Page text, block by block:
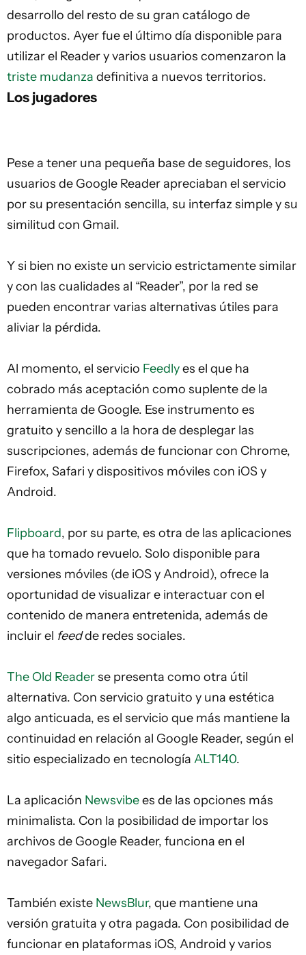
desarrollo del resto de su gran catálogo de
productos. Ayer fue el último día disponible para
utilizar el Reader y varios usuarios comenzaron la
triste mudanza definitiva a nuevos territorios.
Los jugadores
Pese a tener una pequeña base de seguidores, los
usuarios de Google Reader apreciaban el servicio
por su presentación sencilla, su interfaz simple y su
similitud con Gmail.
Y si bien no existe un servicio estrictamente similar
y con las cualidades al “Reader”, por la red se
pueden encontrar varias alternativas útiles para
aliviar la pérdida.
Al momento, el servicio Feedlyes el que ha
cobrado más aceptación como suplente de la
herramienta de Google. Ese instrumento es
gratuito y sencillo a la hora de desplegar las
suscripciones, además de funcionar con Chrome,
Firefox, Safari y dispositivos móviles con iOS y
Android.
Flipboard, por su parte, es otra de las aplicaciones
que ha tomado revuelo. Solo disponible para
versiones móviles (de iOS y Android), ofrece la
oportunidad de visualizar e interactuar con el
contenido de manera entretenida, además de
incluir el feedde redes sociales.
The Old Readerse presenta como otra útil
alternativa. Con servicio gratuito y una estética
algo anticuada, es el servicio que más mantiene la
continuidad en relación al Google Reader, según el
sitio especializado en tecnología ALT140.
La aplicación Newsvibees de las opciones más
minimalista. Con la posibilidad de importar los
archivos de Google Reader, funciona en el
navegador Safari.
También existe NewsBlur, que mantiene una
versión gratuita y otra pagada. Con posibilidad de
funcionar en plataformas iOS, Android y varios